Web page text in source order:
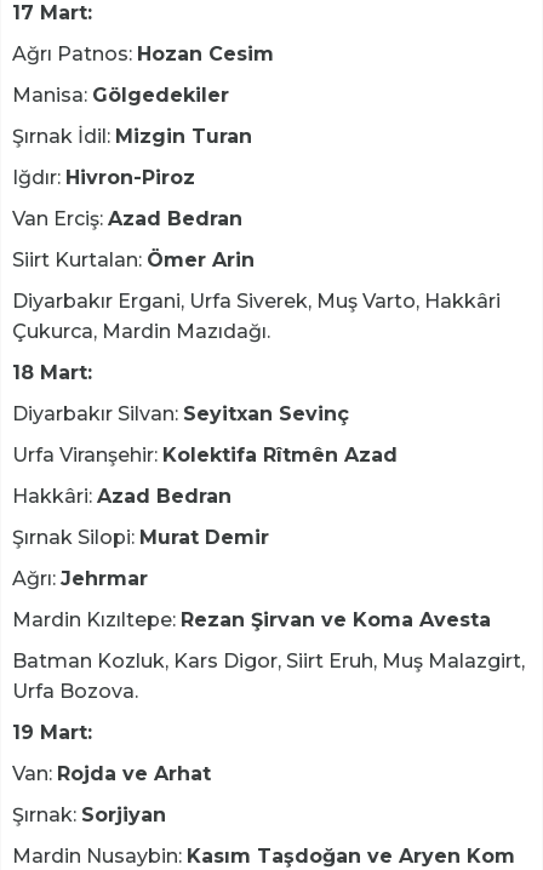
17 Mart:
Ağrı Patnos: Hozan Cesim
Manisa: Gölgedekiler
Şırnak İdil: Mizgin Turan
Iğdır: Hivron-Piroz
Van Erciş: Azad Bedran
Siirt Kurtalan: Ömer Arin
Diyarbakır Ergani, Urfa Siverek, Muş Varto, Hakkâri
Çukurca, Mardin Mazıdağı.
18 Mart:
Diyarbakır Silvan: Seyitxan Sevinç
Urfa Viranşehir: Kolektifa Rîtmên Azad
Hakkâri: Azad Bedran
Şırnak Silopi: Murat Demir
Ağrı: Jehrmar
Mardin Kızıltepe: Rezan Şirvan ve Koma Avesta
Batman Kozluk, Kars Digor, Siirt Eruh, Muş Malazgirt,
Urfa Bozova.
19 Mart:
Van: Rojda ve Arhat
Şırnak: Sorjiyan
Mardin Nusaybin: Kasım Taşdoğan ve Aryen Kom